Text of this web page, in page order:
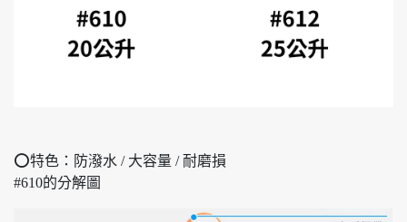
⭕特色：防潑水 / 大容量 / 耐磨損
#610的分解圖